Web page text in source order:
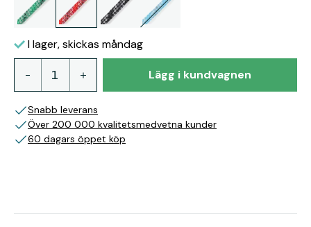
I lager, skickas måndag
Lägg i kundvagnen
Snabb leverans
Över 200 000 kvalitetsmedvetna kunder
60 dagars öppet köp